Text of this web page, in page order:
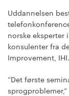
Uddannelsen
norske
konsulenter fra
Improvement, IHI.
“Det første